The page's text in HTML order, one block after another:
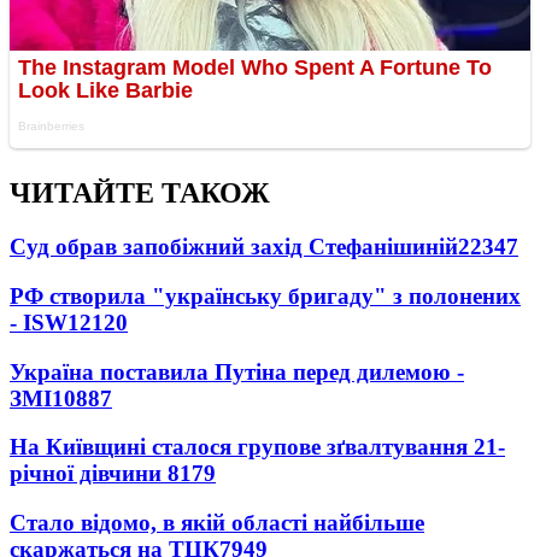
ЧИТАЙТЕ ТАКОЖ
Суд обрав запобіжний захід Стефанішиній22347
РФ створила "українську бригаду" з полонених
- ISW12120
Україна поставила Путіна перед дилемою -
ЗМІ10887
На Київщині сталося групове зґвалтування 21-
річної дівчини 8179
Стало відомо, в якій області найбільше
скаржаться на ТЦК7949